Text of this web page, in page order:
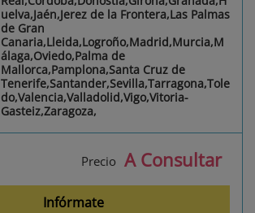
uelva,Jaén,Jerez de la Frontera,Las Palmas
de Gran
Canaria,Lleida,Logroño,Madrid,Murcia,M
álaga,Oviedo,Palma de
Mallorca,Pamplona,Santa Cruz de
Tenerife,Santander,Sevilla,Tarragona,Tole
do,Valencia,Valladolid,Vigo,Vitoria-
Gasteiz,Zaragoza,
Precio A Consultar
Infórmate